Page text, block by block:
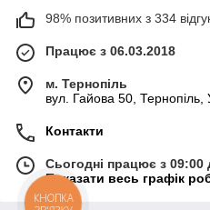
98% позитивних з 334
Працює з 06.03.2018
м. Тернопіль
вул. Гайова 50, Тернопіль,
Контакти
Сьогодні працює з 09:00
Показати весь графік
КНОПКА